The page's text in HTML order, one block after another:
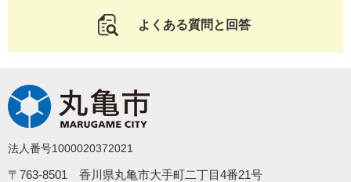
よくある質問と回答
法人番号1000020372021
〒763-8501 香川県丸亀市大手町二丁目4番21号